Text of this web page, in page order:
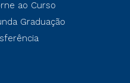
ao Curso
Graduação